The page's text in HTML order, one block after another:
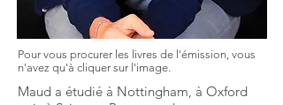
Pour vous procurer les livres de l'émission, vous
n'avez qu'à cliquer sur l'image.
Maud a étudié à Nottingham, à Oxford